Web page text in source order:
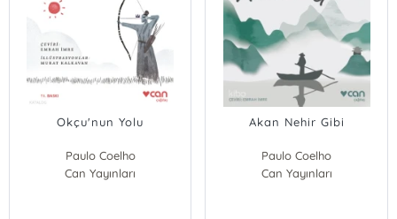
Okçu'nun Yolu
Paulo Coelho
Can Yayınları
Akan Nehir Gibi
Paulo Coelho
Can Yayınları